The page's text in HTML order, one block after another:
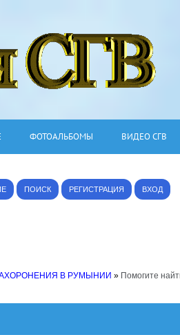
ФОТОАЛЬБОМЫ ВИДЕО СГВ
ПОИСК РЕГИСТРАЦИЯ ВХОД
В РУМЫНИИ » Помогите